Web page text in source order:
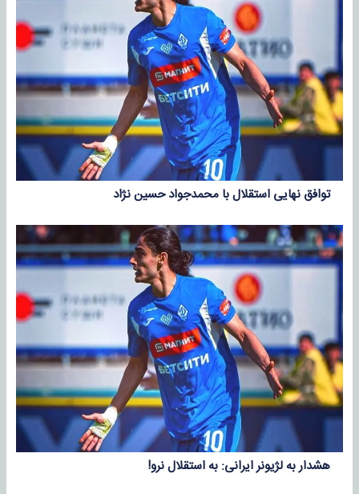
توافق نهایی استقلال با محمدجواد حسین نژاد
هشدار به لژیونر ایرانی: به استقلال نرو!